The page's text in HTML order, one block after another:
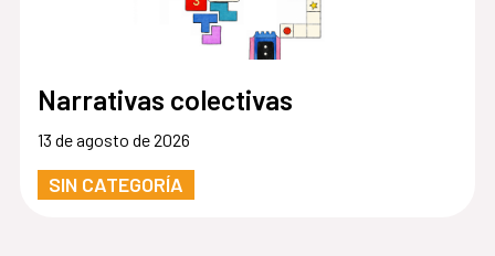
Narrativas colectivas
13 de agosto de 2026
SIN CATEGORÍA